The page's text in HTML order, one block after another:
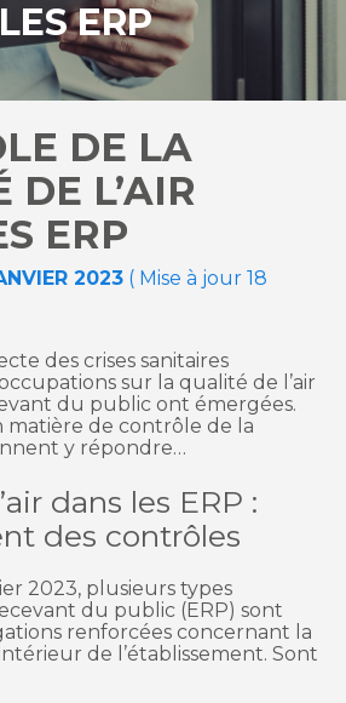
LES ERP
DE LA
DE L’AIR
ERP
2023 ( Mise à jour 18
des crises sanitaires
sur la qualité de l’air
du public ont émergées.
matière de contrôle de la
y répondre…
dans les ERP :
des contrôles
2023, plusieurs types
du public (ERP) sont
renforcées concernant la
de l’établissement. Sont